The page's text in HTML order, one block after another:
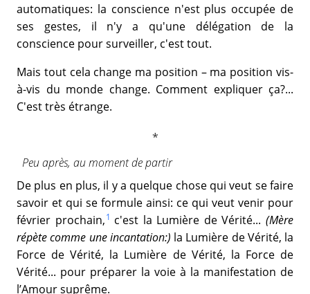
automatiques: la conscience n'est plus occupée de
ses gestes, il n'y a qu'une délégation de la
conscience pour surveiller, c'est tout.
Mais tout cela change ma position – ma position vis-
à-vis du monde change. Comment expliquer ça?...
C'est très étrange.
Peu après, au moment de partir
De plus en plus, il y a quelque chose qui veut se faire
savoir et qui se formule ainsi: ce qui veut venir pour
février prochain,1 c'est la Lumière de Vérité...(Mère
répète comme une incantation:) la Lumière de Vérité, la
Force de Vérité, la Lumière de Vérité, la Force de
Vérité... pour préparer la voie à la manifestation de
l’Amour suprême.